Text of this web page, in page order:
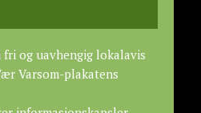
og uavhengig lokalavis
Varsom-plakatens